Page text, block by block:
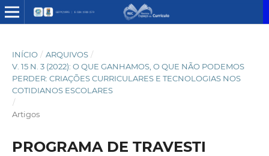
INÍCIO / ARQUIVOS /
V. 15 N. 3 (2022): O QUE GANHAMOS, O QUE NÃO PODEMOS
PERDER: CRIAÇÕES CURRICULARES E TECNOLOGIAS NOS
COTIDIANOS ESCOLARES
/
Artigos
PROGRAMA DE TRAVESTI